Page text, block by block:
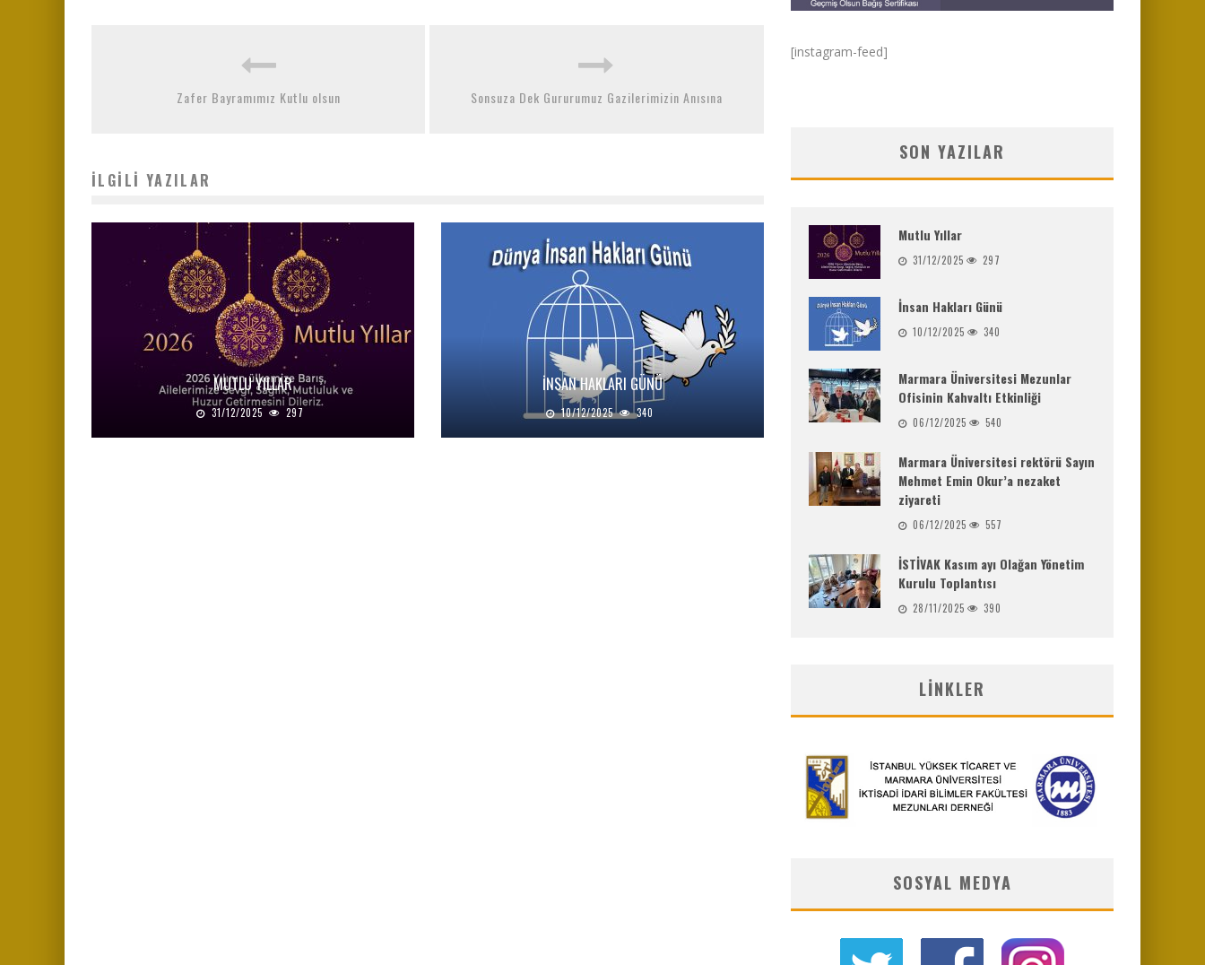
Zafer Bayramımız Kutlu olsun Sonsuza Dek Gururumuz Gazilerimizin Anısına
İLGILI YAZILAR
MUTLU YILLAR
31/12/2025 297
İNSAN HAKLARI GÜNÜ
10/12/2025 340
[instagram-feed]
SON YAZILAR
Mutlu Yıllar
31/12/2025 297
İnsan Hakları Günü
10/12/2025 340
Marmara Üniversitesi Mezunlar
Ofisinin Kahvaltı Etkinliği
06/12/2025 540
Marmara Üniversitesi rektörü Sayın
Mehmet Emin Okur’a nezaket
ziyareti
06/12/2025 557
İSTİVAK Kasım ayı Olağan Yönetim
Kurulu Toplantısı
28/11/2025 390
LINKLER
SOSYAL MEDYA